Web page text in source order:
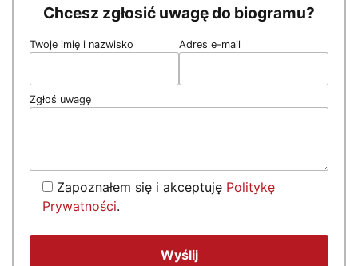
Chcesz zgłosić uwagę do biogramu?
Twoje imię i nazwisko Adres e-mail
Zgłoś uwagę
Zapoznałem się i akceptuję Politykę
Prywatności.